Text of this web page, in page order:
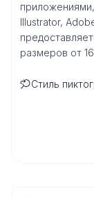
Illustrator,
размеров от
Стиль